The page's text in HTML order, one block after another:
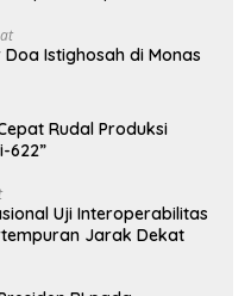
Istighosah di Monas
Rudal Produksi
622”
Uji Interoperabilitas
Jarak Dekat